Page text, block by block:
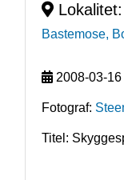
Lokalitet:
Bastemose,
2008-03-16
Fotograf:
Titel: